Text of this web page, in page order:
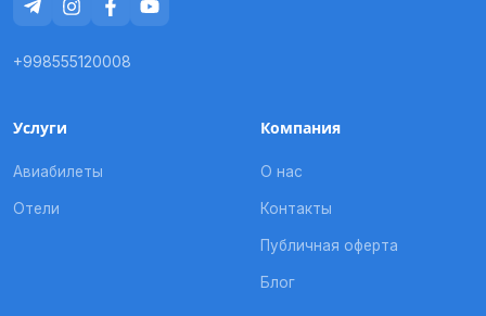
+998555120008
Услуги
Авиабилеты
Отели
Компания
О нас
Контакты
Публичная оферта
Блог